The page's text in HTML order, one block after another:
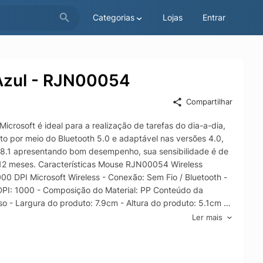
Categorias Lojas Entrar
- RJN00054
Compartilhar
é ideal para a realização de tarefas do dia-a-dia,
por meio do Bluetooth 5.0 e adaptável nas versões 4.0,
apresentando bom desempenho, sua sensibilidade é de
meses. Características Mouse RJN00054 Wireless
DPI Microsoft Wireless - Conexão: Sem Fio / Bluetooth -
1000 - Composição do Material: PP Conteúdo da
- Largura do produto: 7.9cm - Altura do produto: 5.1cm -
Ler mais